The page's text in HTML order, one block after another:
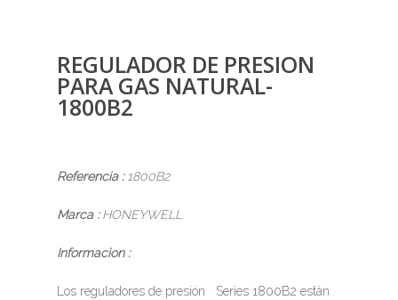
REGULADOR DE PRESION
PARA GAS NATURAL-
1800B2
Referencia : 1800B2
Marca :HONEYWELL
Informacion :
Los reguladores de presión Series 1800B2 están